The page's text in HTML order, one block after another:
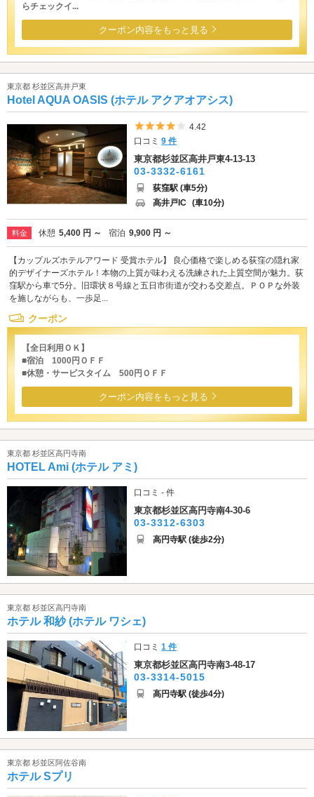
らチェックイ...
クーポン内容をもっと見る
東京都 杉並区高井戸東
Hotel AQUA OASIS (ホテル アクアオアシス)
5つ星のうち4
4.42
口コミ9 件
東京都杉並区高井戸東4-13-13
03-3332-6161
荻窪駅 (車5分)
高井戸IC (車10分)
料金 休憩 5,400 円 ～ 宿泊 9,900 円 ～
【カップルズホテルアワード 受賞ホテル】 良心価格で楽しめる荻窪の隠れ家
的デザイナーズホテル！本物の上質が味わえる洗練された上質空間が魅力。荻
窪駅から車で5分。旧環状８号線と五日市街道が交わる交差点。ＰＯＰな外装
を施しながらも、一歩足...
クーポン
【全日利用ＯＫ】
■宿泊 1000円ＯＦＦ
■休憩・サービスタイム 500円ＯＦＦ
クーポン内容をもっと見る
東京都 杉並区高円寺南
HOTEL Ami (ホテル アミ)
口コミ - 件
東京都杉並区高円寺南4-30-6
03-3312-6303
高円寺駅 (徒歩2分)
東京都 杉並区高円寺南
ホテル 和紗 (ホテル ワシェ)
口コミ1 件
東京都杉並区高円寺南3-48-17
03-3314-5015
高円寺駅 (徒歩4分)
東京都 杉並区阿佐谷南
ホテル Sプリ